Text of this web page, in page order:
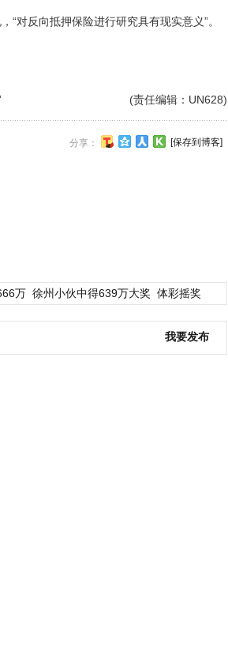
反向抵押保险进行研究具有现实意义”。
(责任编辑：UN628)
分享： [保存到博客]
万 徐州小伙中得639万大奖 体彩摇奖
我要发布